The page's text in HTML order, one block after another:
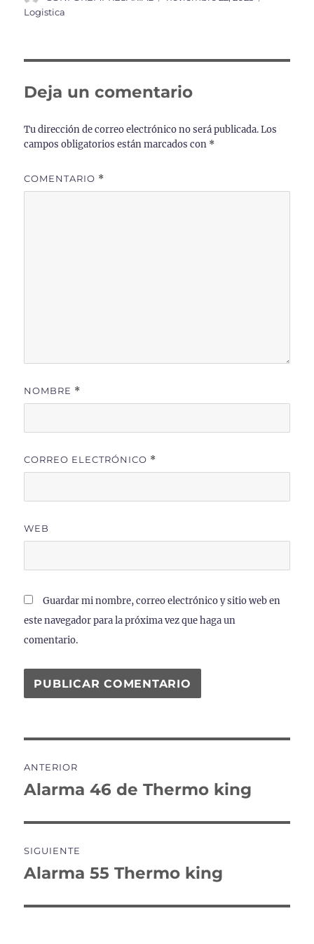
Logistica
Deja un comentario
Tu dirección de correo electrónico no será publicada. Los
campos obligatorios están marcados con *
COMENTARIO *
NOMBRE *
CORREO ELECTRÓNICO *
WEB
Guardar mi nombre, correo electrónico y sitio web en
este navegador para la próxima vez que haga un
comentario.
de
ANTERIOR
Entrada
Alarma 46 de Thermo king
SIGUIENTE
Entrada
Alarma 55 Thermo king